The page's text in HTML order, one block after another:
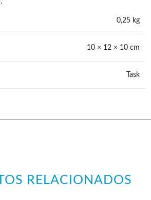
0,25 kg
10 × 12 × 10 cm
Task
RELACIONADOS